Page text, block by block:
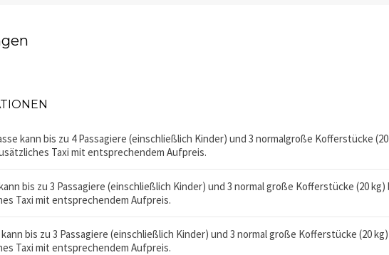
kann bis zu 4 Passagiere (einschließlich Kinder) und 3 normalgroße Kofferstücke
Taxi mit entsprechendem Aufpreis.
bis zu 3 Passagiere (einschließlich Kinder) und 3 normal große Kofferstücke (20
Taxi mit entsprechendem Aufpreis.
bis zu 3 Passagiere (einschließlich Kinder) und 3 normal große Kofferstücke (20
Taxi mit entsprechendem Aufpreis.